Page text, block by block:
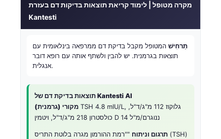
מקרה מטופל | לימוד קריאת תוצאות בדיקות דם בעזרת
Kantesti
תַרחִישׁ המטופל מקבל בדיקת דם ממרפאה בינלאומית עם
תוצאות בגרמנית. יש להבין ולשתף אותה עם רופא דובר
אנגלית.
תוצאות בדיקת דם של Kantesti AI
מקורי (גרמנית) TSH 4.8 mIU/L, גלוקוז 112 מ"ג/ד"ל,
כולסטרון 218 מ"ג/ד"ל, ויטמין D 14 ננוגרם/מ"ל
תרגום וניתוח ""רמת ההורמון מגרה בלוטת התריס (TSH)
ქართული
Русский
Polski
한국어
Magyar